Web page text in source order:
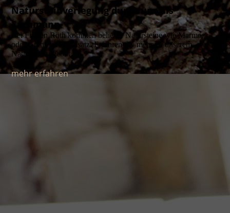
Natursteinverlegung durch uns als
Fachmann
Bei Fliesen Röth kommen beliebte Natursteine wie Marmor
oder Granit zum Einsatz. Erfahren Sie mehr zu unserem
Natursteinangebot.
mehr erfahren